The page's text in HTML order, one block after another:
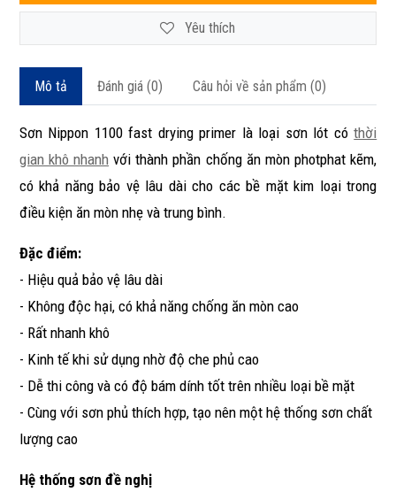
Yêu thích
Mô tả Đánh giá (0) Câu hỏi về sản phẩm (0)
Sơn Nippon 1100 fast drying primer là loại sơn lót cóthời
gian khô nhanh với thành phần chống ăn mòn photphat kẽm,
có khả năng bảo vệ lâu dài cho các bề mặt kim loại trong
điều kiện ăn mòn nhẹ và trung bình.
Đặc điểm:
- Hiệu quả bảo vệ lâu dài
- Không độc hại, có khả năng chống ăn mòn cao
- Rất nhanh khô
- Kinh tế khi sử dụng nhờ độ che phủ cao
- Dễ thi công và có độ bám dính tốt trên nhiều loại bề mặt
- Cùng với sơn phủ thích hợp, tạo nên một hệ thống sơn chất
lượng cao
Hệ thống sơn đề nghị